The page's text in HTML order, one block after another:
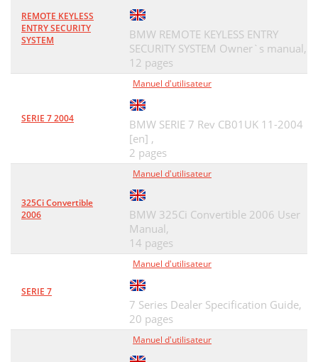
REMOTE KEYLESS
ENTRY SECURITY
SYSTEM
BMW REMOTE KEYLESS ENTRY
SECURITY SYSTEM Owner`s manual,
12 pages
SERIE 7 2004
Manuel d'utilisateur
BMW SERIE 7 Rev CB01UK 11-2004
[en] ,
2 pages
325Ci Convertible
2006
Manuel d'utilisateur
BMW 325Ci Convertible 2006 User
Manual,
14 pages
SERIE 7
Manuel d'utilisateur
7 Series Dealer Specification Guide,
20 pages
Manuel d'utilisateur